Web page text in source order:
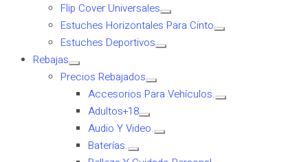
Flip Cover Universales
Estuches Horizontales Para Cinto
Estuches Deportivos
Rebajas
Precios Rebajados
Accesorios Para Vehículos.
Adultos+18
Audio Y Video.
Baterías.